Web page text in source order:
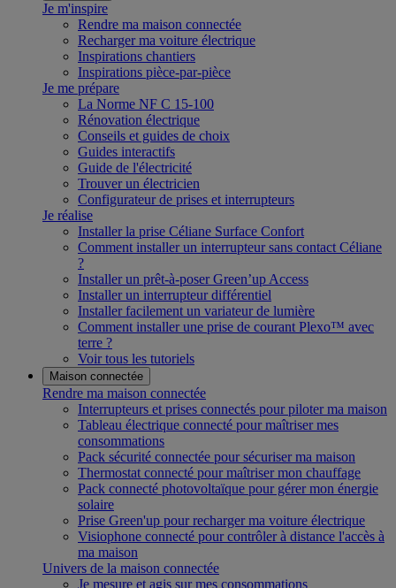
Je m'inspire
Rendre ma maison connectée
Recharger ma voiture électrique
Inspirations chantiers
Inspirations pièce-par-pièce
Je me prépare
La Norme NF C 15-100
Rénovation électrique
Conseils et guides de choix
Guides interactifs
Guide de l'électricité
Trouver un électricien
Configurateur de prises et interrupteurs
Je réalise
Installer la prise Céliane Surface Confort
Comment installer un interrupteur sans contact Céliane
?
Installer un prêt-à-poser Green’up Access
Installer un interrupteur différentiel
Installer facilement un variateur de lumière
Comment installer une prise de courant Plexo™ avec
terre ?
Voir tous les tutoriels
Maison connectée
Rendre ma maison connectée
Interrupteurs et prises connectés pour piloter ma maison
Tableau électrique connecté pour maîtriser mes
consommations
Pack sécurité connectée pour sécuriser ma maison
Thermostat connecté pour maîtriser mon chauffage
Pack connecté photovoltaïque pour gérer mon énergie
solaire
Prise Green'up pour recharger ma voiture électrique
Visiophone connecté pour contrôler à distance l'accès à
ma maison
Univers de la maison connectée
Je mesure et agis sur mes consommations